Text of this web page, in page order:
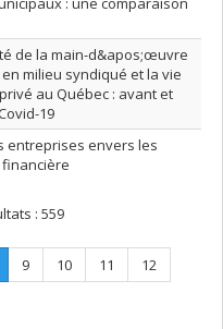
de la main-d&apos;œuvre
milieu syndiqué et la vie
au Québec : avant et
19
entreprises envers les
: 559
Page
9 Page
10 Page
11 Page
12